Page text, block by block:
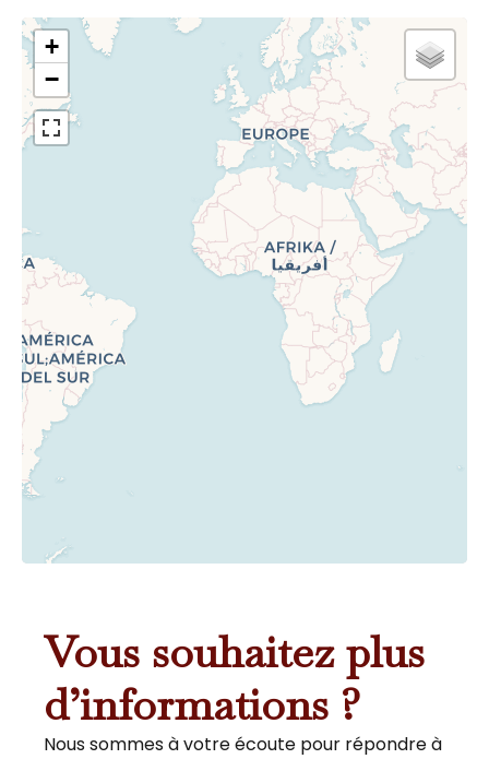
+
−
Vous souhaitez plus
d’informations ?
Nous sommes à votre écoute pour répondre à